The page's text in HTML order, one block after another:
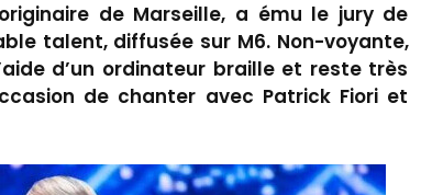
de Marseille, a ému le jury de
talent, diffusée sur M6. Non-voyante,
d’un ordinateur braille et reste très
de chanter avec Patrick Fiori et